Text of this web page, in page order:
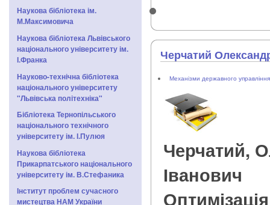
Наукова бібліотека ім.
М.Максимовича
Наукова бібліотека Львівського
національного університету ім.
І.Франка
Науково-технічна бібліотека
національного університету
"Львівська політехніка"
Бібліотека Тернопільського
національного технічного
університету ім. І.Пулюя
Наукова бібліотека
Прикарпатського національного
університету ім. В.Стефаника
Інститут проблем сучасного
мистецтва НАМ України
Черчатий
Механізми державного управління
Черчатий,
Іванович